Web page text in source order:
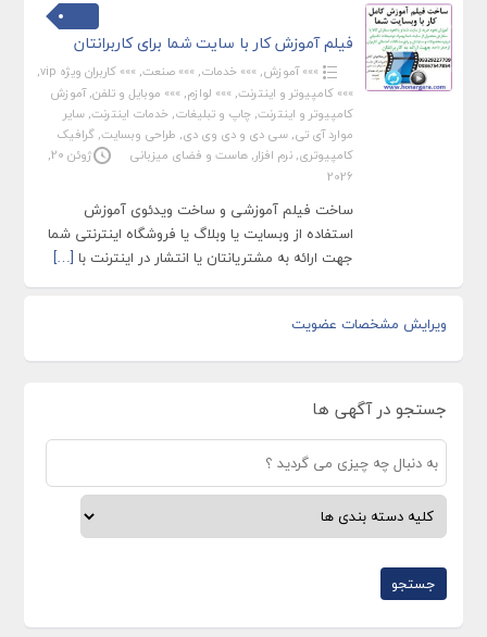
فیلم آموزش کار با سایت شما برای کاربرانتان
»»» آموزش, »»» خدمات, »»» صنعت, »»» کاربران ویژه vip
,
»»» کامپیوتر و اینترنت, »»» لوازم, »»» موبایل و تلفن,آموزش
کامپیوتر و اینترنت, چاپ و تبلیغات, خدمات اینترنت, سایر
موارد آی تی, سی دی و دی وی دی, طراحی وبسایت, گرافیک
کامپیوتری, نرم افزار, هاست و فضای میزبانی
ژوئن 20,
2026
ساخت فیلم آموزشی و ساخت ویدئوی آموزش
استفاده از وبسایت یا وبلاگ یا فروشگاه اینترنتی شما
جهت ارائه به مشتریانتان یا انتشار در اینترنت با […]
ویرایش مشخصات عضویت
جستجو در آگهی ها